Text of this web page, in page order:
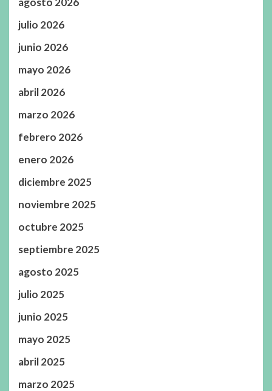
julio 2026
junio 2026
mayo 2026
abril 2026
marzo 2026
febrero 2026
enero 2026
diciembre 2025
noviembre 2025
octubre 2025
septiembre 2025
agosto 2025
julio 2025
junio 2025
mayo 2025
abril 2025
marzo 2025